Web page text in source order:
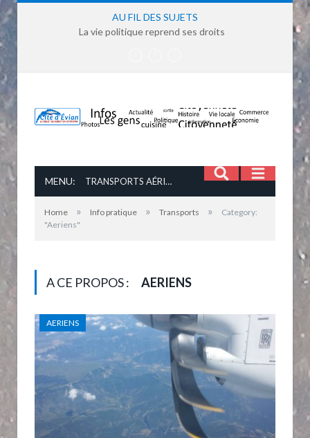
AU FIL DES SUJETS
La vie politique reprend ses droits
MENU: TRANSPORTS AÉRIENS
Home » Info pratique » Transports »
Category:
"Aeriens"
A CE PROPOS : AERIENS
AERIENS